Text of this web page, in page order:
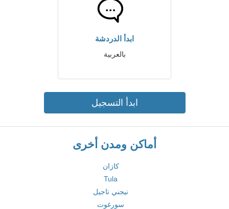
ابدأ الدردشة
بالعربية
ابدأ التسجيل
أماكن ومدن أخرى
كازان
Tula
نيجني تاجيل
سورغوت